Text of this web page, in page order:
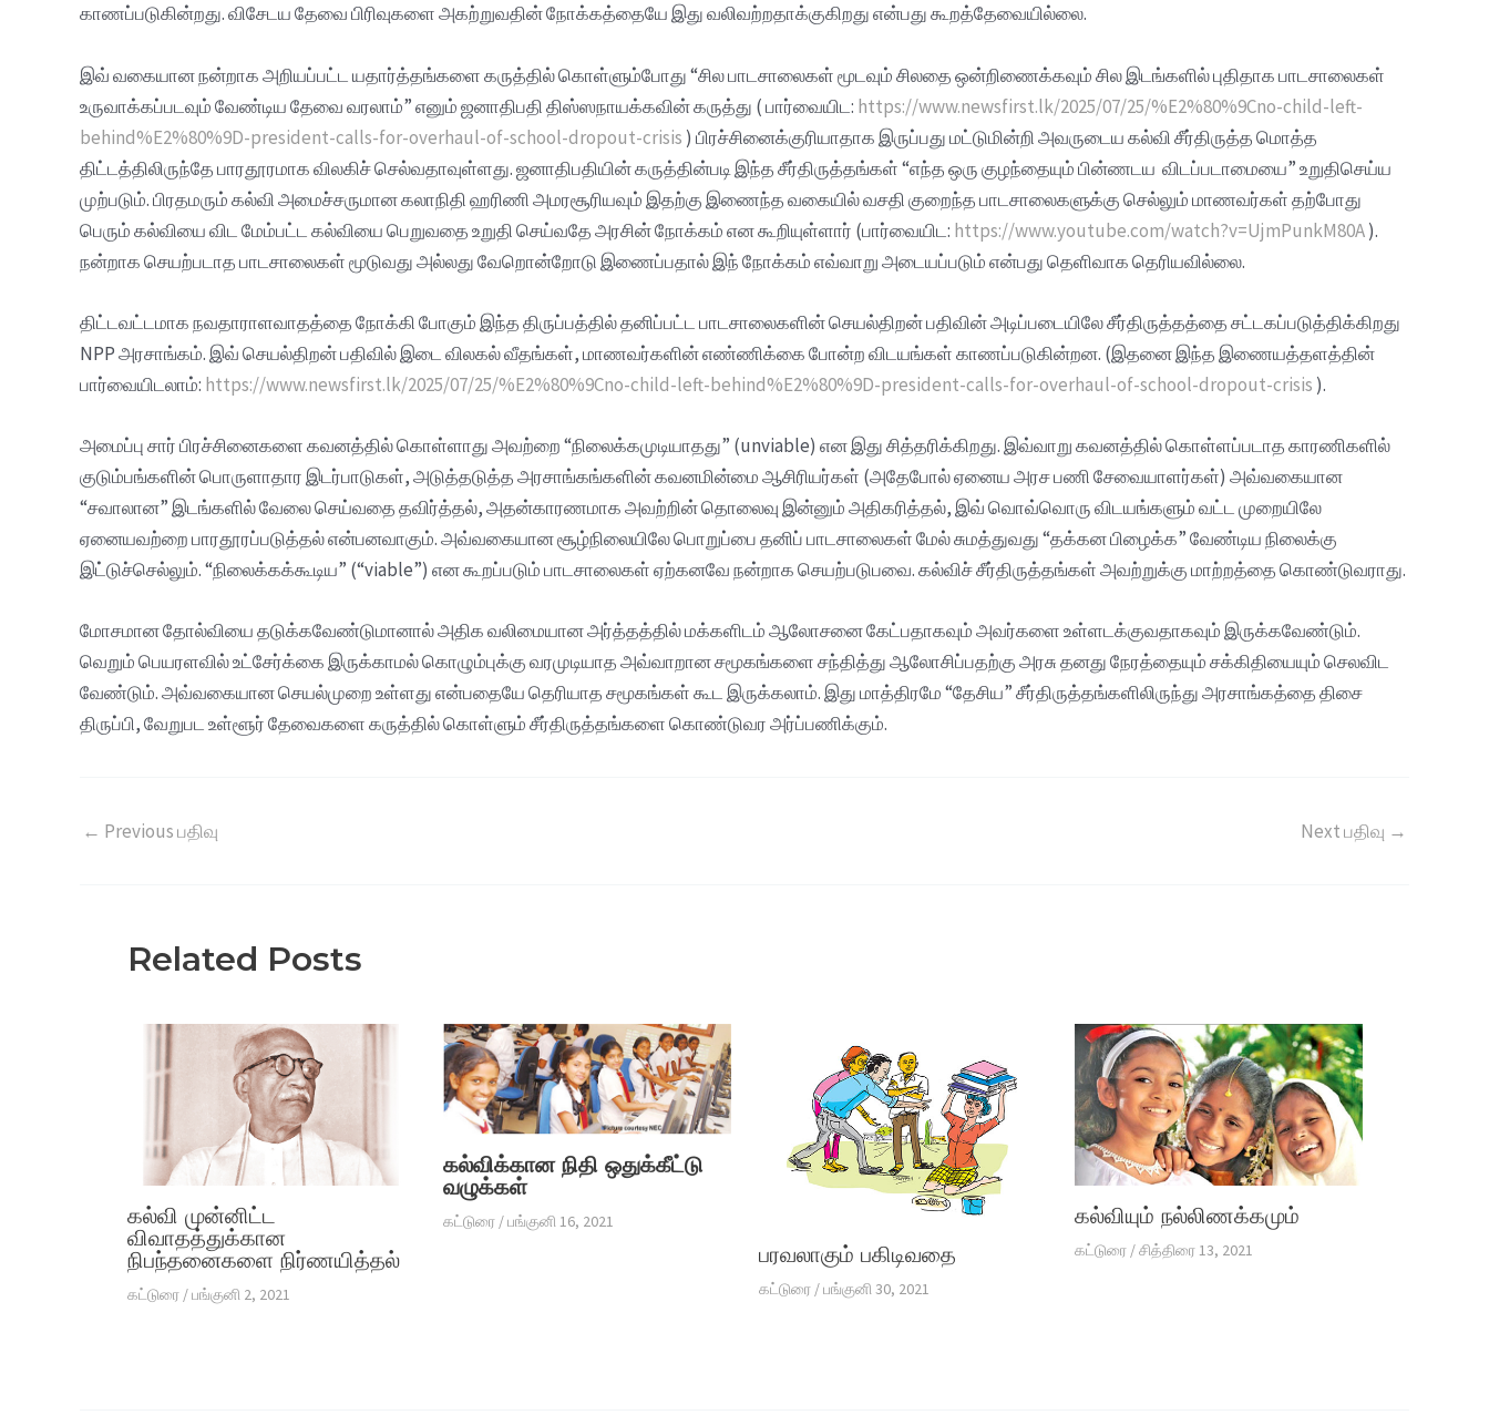
காணப்படுகின்றது. விசேடய தேவை பிரிவுகளை அகற்றுவதின் நோக்கத்தையே இது வலிவற்றதாக்குகிறது என்பது கூறத்தேவையில்லை.
இவ் வகையான நன்றாக அறியப்பட்ட யதார்த்தங்களை கருத்தில் கொள்ளும்போது “சில பாடசாலைகள் மூடவும் சிலதை ஒன்றிணைக்கவும் சில இடங்களில் புதிதாக பாடசாலைகள்
உருவாக்கப்படவும் வேண்டிய தேவை வரலாம்” எனும் ஜனாதிபதி திஸ்ஸநாயக்கவின் கருத்து ( பார்வையிட: https://www.newsfirst.lk/2025/07/25/%E2%80%9Cno-child-left-
behind%E2%80%9D-president-calls-for-overhaul-of-school-dropout-crisis ) பிரச்சினைக்குரியாதாக இருப்பது மட்டுமின்றி அவருடைய கல்வி சீர்திருத்த மொத்த
திட்டத்திலிருந்தே பாரதூரமாக விலகிச் செல்வதாவுள்ளது. ஜனாதிபதியின் கருத்தின்படி இந்த சீர்திருத்தங்கள் “எந்த ஒரு குழந்தையும் பின்ணடய விடப்படாமையை” உறுதிசெய்ய
முற்படும். பிரதமரும் கல்வி அமைச்சருமான கலாநிதி ஹரிணி அமரசூரியவும் இதற்கு இணைந்த வகையில் வசதி குறைந்த பாடசாலைகளுக்கு செல்லும் மாணவர்கள் தற்போது
பெரும் கல்வியை விட மேம்பட்ட கல்வியை பெறுவதை உறுதி செய்வதே அரசின் நோக்கம் என கூறியுள்ளார் (பார்வையிட: https://www.youtube.com/watch?v=UjmPunkM80A).
நன்றாக செயற்படாத பாடசாலைகள் மூடுவது அல்லது வேறொன்றோடு இணைப்பதால் இந் நோக்கம் எவ்வாறு அடையப்படும் என்பது தெளிவாக தெரியவில்லை.
திட்டவட்டமாக நவதாராளவாதத்தை நோக்கி போகும் இந்த திருப்பத்தில் தனிப்பட்ட பாடசாலைகளின் செயல்திறன் பதிவின் அடிப்படையிலே சீர்திருத்தத்தை சட்டகப்படுத்திக்கிறது
NPP அரசாங்கம். இவ் செயல்திறன் பதிவில் இடை விலகல் வீதங்கள், மாணவர்களின் எண்ணிக்கை போன்ற விடயங்கள் காணப்படுகின்றன. (இதனை இந்த இணையத்தளத்தின்
பார்வையிடலாம்: https://www.newsfirst.lk/2025/07/25/%E2%80%9Cno-child-left-behind%E2%80%9D-president-calls-for-overhaul-of-school-dropout-crisis ).
அமைப்பு சார் பிரச்சினைகளை கவனத்தில் கொள்ளாது அவற்றை “நிலைக்கமுடியாதது” (unviable) என இது சித்தரிக்கிறது. இவ்வாறு கவனத்தில் கொள்ளப்படாத காரணிகளில்
குடும்பங்களின் பொருளாதார இடர்பாடுகள், அடுத்தடுத்த அரசாங்கங்களின் கவனமின்மை ஆசிரியர்கள் (அதேபோல் ஏனைய அரச பணி சேவையாளர்கள்) அவ்வகையான
“சவாலான” இடங்களில் வேலை செய்வதை தவிர்த்தல், அதன்காரணமாக அவற்றின் தொலைவு இன்னும் அதிகரித்தல், இவ் வொவ்வொரு விடயங்களும் வட்ட முறையிலே
ஏனையவற்றை பாரதூரப்படுத்தல் என்பனவாகும். அவ்வகையான சூழ்நிலையிலே பொறுப்பை தனிப் பாடசாலைகள் மேல் சுமத்துவது “தக்கன பிழைக்க” வேண்டிய நிலைக்கு
இட்டுச்செல்லும். “நிலைக்கக்கூடிய” (“viable”) என கூறப்படும் பாடசாலைகள் ஏற்கனவே நன்றாக செயற்படுபவை. கல்விச் சீர்திருத்தங்கள் அவற்றுக்கு மாற்றத்தை கொண்டுவராது.
மோசமான தோல்வியை தடுக்கவேண்டுமானால் அதிக வலிமையான அர்த்தத்தில் மக்களிடம் ஆலோசனை கேட்பதாகவும் அவர்களை உள்ளடக்குவதாகவும் இருக்கவேண்டும்.
வெறும் பெயரளவில் உட்சேர்க்கை இருக்காமல் கொழும்புக்கு வரமுடியாத அவ்வாறான சமூகங்களை சந்தித்து ஆலோசிப்பதற்கு அரசு தனது நேரத்தையும் சக்கிதியையும் செலவிட
வேண்டும். அவ்வகையான செயல்முறை உள்ளது என்பதையே தெரியாத சமூகங்கள் கூட இருக்கலாம். இது மாத்திரமே “தேசிய” சீர்திருத்தங்களிலிருந்து அரசாங்கத்தை திசை
திருப்பி, வேறுபட உள்ளூர் தேவைகளை கருத்தில் கொள்ளும் சீர்திருத்தங்களை கொண்டுவர அர்ப்பணிக்கும்.
← Previous பதிவு Next பதிவு →
Related Posts
கல்வி முன்னிட்ட
விவாதத்துக்கான
நிபந்தனைகளை நிர்ணயித்தல்
கட்டுரை/பங்குனி 2, 2021
கல்விக்கான நிதி ஒதுக்கீட்டு
வழுக்கள்
கட்டுரை/பங்குனி 16, 2021
பரவலாகும் பகிடிவதை
கட்டுரை/பங்குனி 30, 2021
கல்வியும் நல்லிணக்கமும்
கட்டுரை/சித்திரை 13, 2021